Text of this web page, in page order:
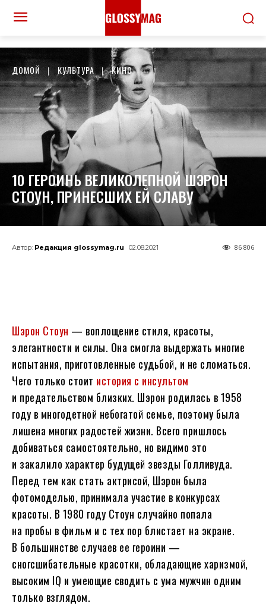
ДОМОЙ КУЛЬТУРА КИНО
10 ГЕРОИНЬ ВЕЛИКОЛЕПНОЙ ШЭРОН
СТОУН, ПРИНЕСШИХ ЕЙ СЛАВУ
Автор: Редакция glossymag.ru 02.08.2021 86 806
Шэрон Стоун — воплощение стиля, красоты,
элегантности и силы. Она смогла выдержать многие
испытания, приготовленные судьбой, и не сломаться.
Чего только стоит история с инсультом
и предательством близких. Шэрон родилась в 1958
году в многодетной небогатой семье, поэтому была
лишена многих радостей жизни. Всего пришлось
добиваться самостоятельно, но видимо это
и закалило характер будущей звезды Голливуда.
Перед тем как стать актрисой, Шэрон была
фотомоделью, принимала участие в конкурсах
красоты. В 1980 году Стоун случайно попала
на пробы в фильм и с тех пор блистает на экране.
В большинстве случаев ее героини —
сногсшибательные красотки, обладающие харизмой,
высоким IQ и умеющие сводить с ума мужчин одним
только взглядом.